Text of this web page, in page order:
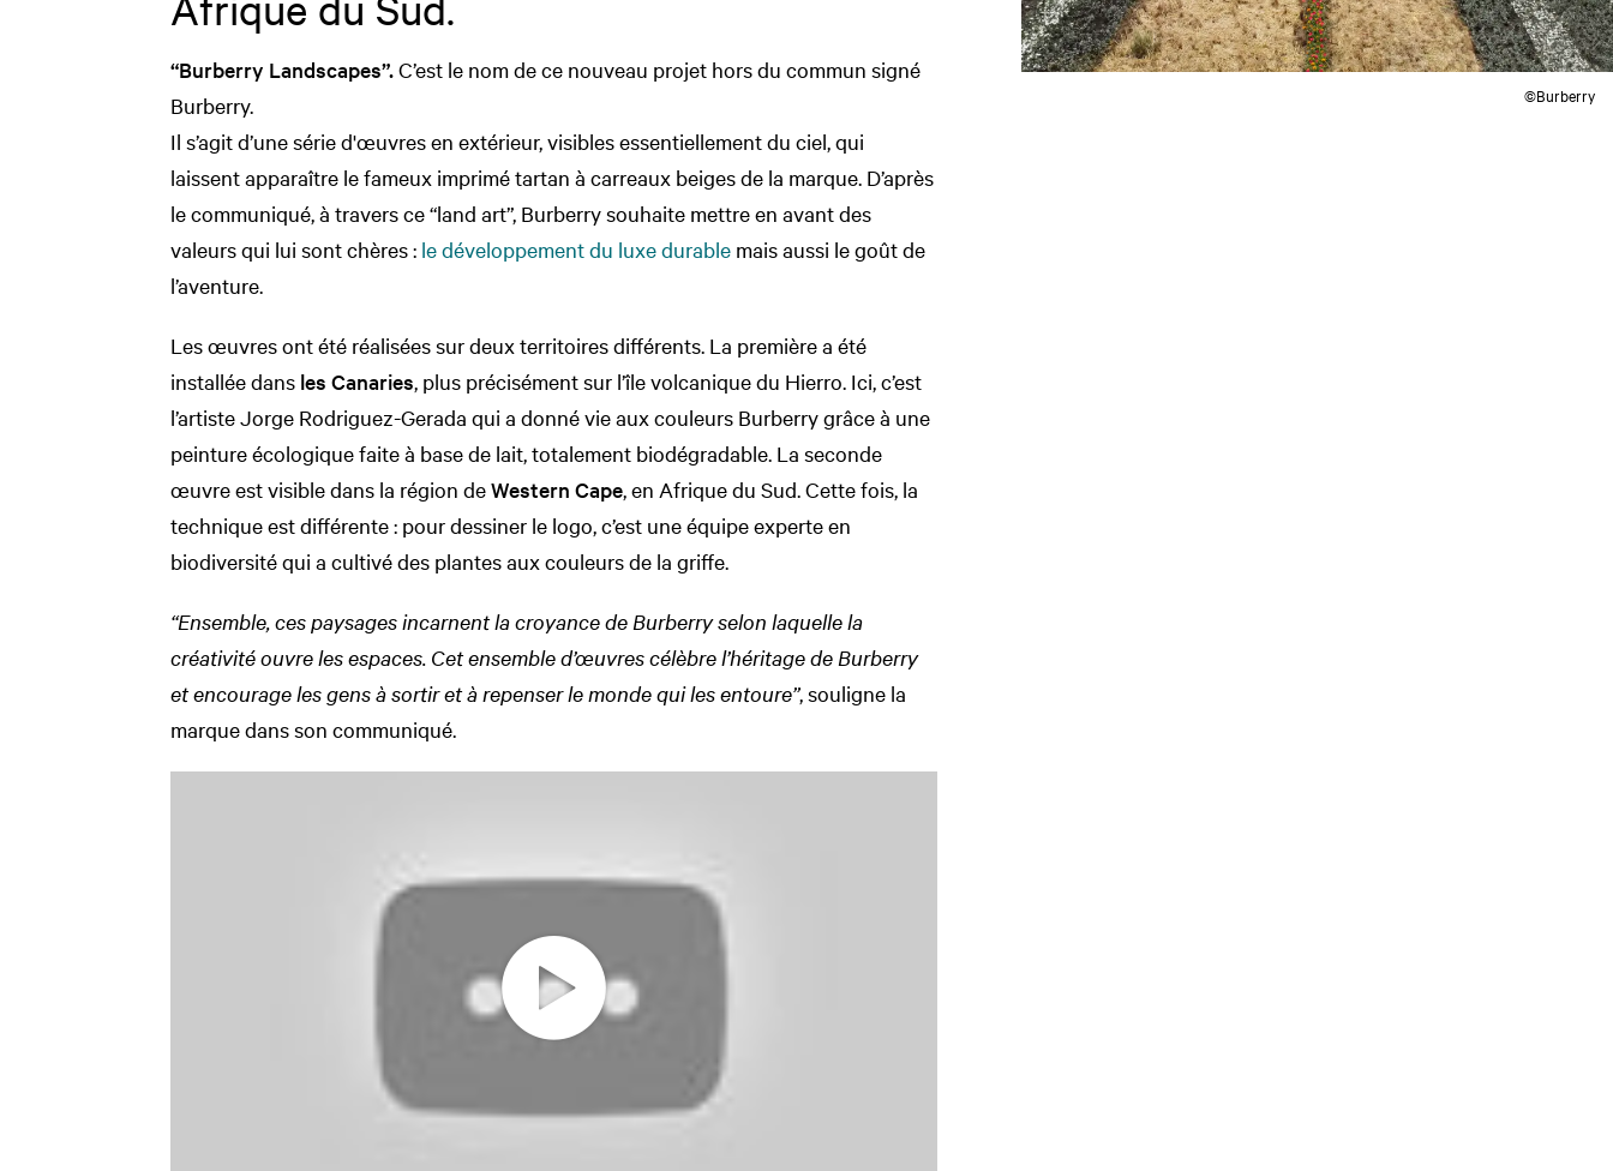
“Burberry Landscapes”. C’est le nom de ce nouveau projet hors du commun signé
Burberry.
Il s’agit d’une série d'œuvres en extérieur, visibles essentiellement du ciel, qui
laissent apparaître le fameux imprimé tartan à carreaux beiges de la marque. D’après
le communiqué, à travers ce “land art”, Burberry souhaite mettre en avant des
valeurs qui lui sont chères : le développement du luxe durable mais aussi le goût de
l’aventure.
Les œuvres ont été réalisées sur deux territoires différents. La première a été
installée dans les Canaries , plus précisément sur l’île volcanique du Hierro. Ici, c’est
l’artiste Jorge Rodriguez-Gerada qui a donné vie aux couleurs Burberry grâce à une
peinture écologique faite à base de lait, totalement biodégradable. La seconde
œuvre est visible dans la région deWestern Cape , en Afrique du Sud. Cette fois, la
technique est différente : pour dessiner le logo, c’est une équipe experte en
biodiversité qui a cultivé des plantes aux couleurs de la griffe.
“Ensemble, ces paysages incarnent la croyance de Burberry selon laquelle la
créativité ouvre les espaces. Cet ensemble d’œuvres célèbre l’héritage de Burberry
et encourage les gens à sortir et à repenser le monde qui les entoure”, souligne la
marque dans son communiqué.
©Burberry